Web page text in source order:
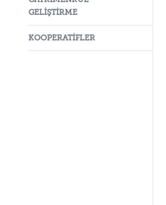
GELİŞTİRME
KOOPERATİFLER